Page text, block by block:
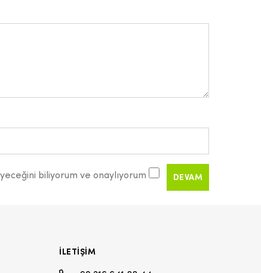
biliyorum ve onaylıyorum
İLETIŞIM